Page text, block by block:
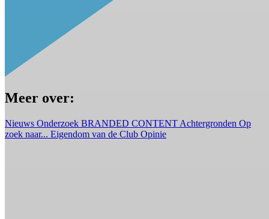
Meer over:
Nieuws Onderzoek BRANDED CONTENT Achtergronden Op
zoek naar... Eigendom van de Club Opinie